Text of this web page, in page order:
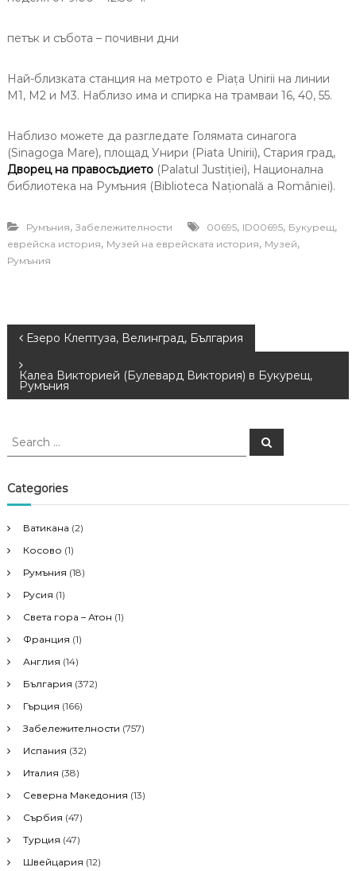
петък и събота – почивни дни
Най-близката станция на метрото е Piața Unirii на линии
М1, М2 и М3. Наблизо има и спирка на трамваи 16, 40, 55.
Наблизо можете да разгледате Голямата синагога
(Sinagoga Mare), площад Унири (Piata Unirii), Стария град,
Дворец на правосъдието(Palatul Justiției), Национална
библиотека на Румъния (Biblioteca Națională a României).
Румъния, Забележителности 00695, ID00695, Букурещ,
еврейска история, Музей на еврейската история, Музей,
Румъния
P
o
t
n
a
v
i
g
a
t
i
o
n
Езеро Клептуза, Велинград, България
Калеа Викторией (Булевард Виктория) в Букурещ,
Румъния
S
r
c
f
o
r
S
e
Categories
Ватикана (2)
Косово (1)
Румъния (18)
Русия (1)
Света гора – Атон (1)
Франция (1)
Англия (14)
България (372)
Гърция (166)
Забележителности (757)
Испания (32)
Италия (38)
Северна Македония (13)
Сърбия (47)
Турция (47)
Швейцария (12)